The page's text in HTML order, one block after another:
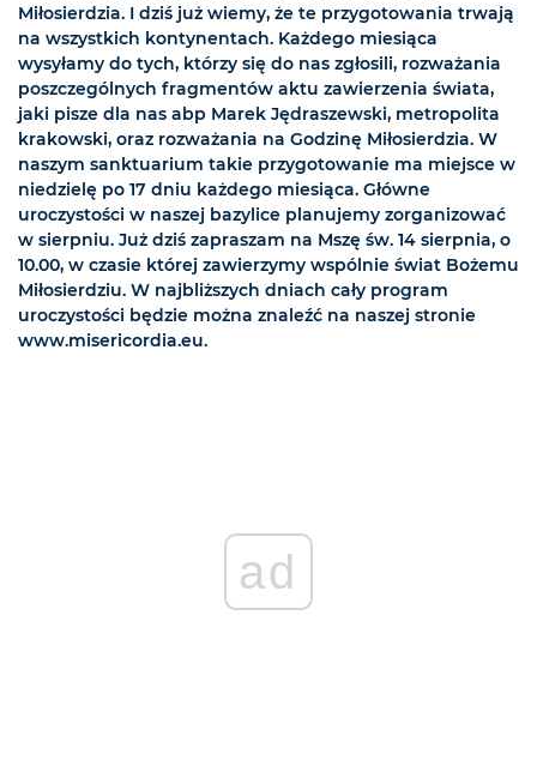
Miłosierdzia. I dziś już wiemy, że te przygotowania trwają
na wszystkich kontynentach. Każdego miesiąca
wysyłamy do tych, którzy się do nas zgłosili, rozważania
poszczególnych fragmentów aktu zawierzenia świata,
jaki pisze dla nas abp Marek Jędraszewski, metropolita
krakowski, oraz rozważania na Godzinę Miłosierdzia. W
naszym sanktuarium takie przygotowanie ma miejsce w
niedzielę po 17 dniu każdego miesiąca. Główne
uroczystości w naszej bazylice planujemy zorganizować
w sierpniu. Już dziś zapraszam na Mszę św. 14 sierpnia, o
10.00, w czasie której zawierzymy wspólnie świat Bożemu
Miłosierdziu. W najbliższych dniach cały program
uroczystości będzie można znaleźć na naszej stronie
www.misericordia.eu.
ad